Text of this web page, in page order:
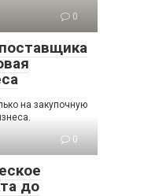
0
на закупочную
0
до